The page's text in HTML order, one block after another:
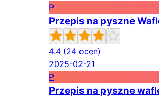
P
Przepis na pyszne
4.4 (24 ocen)
2025-02-21
P
Przepis na pyszne